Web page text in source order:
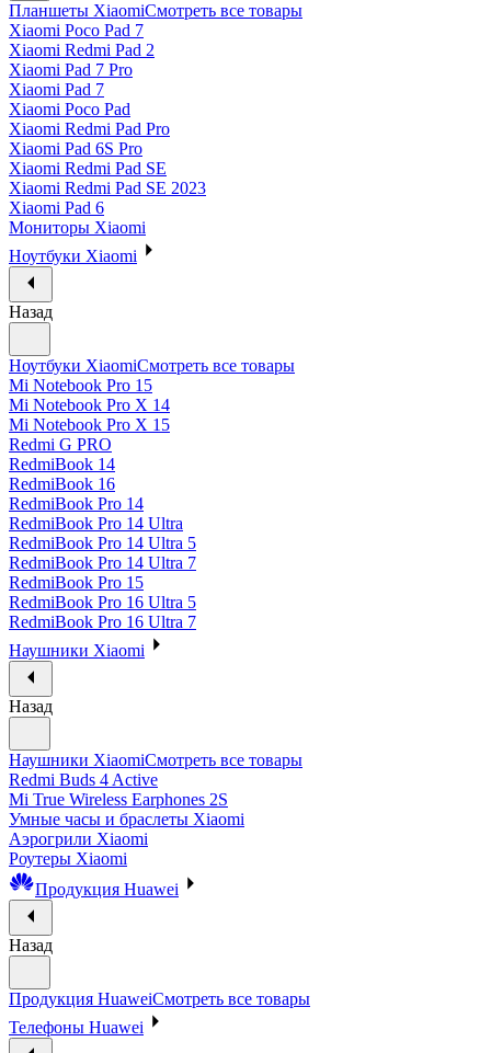
Планшеты XiaomiСмотреть все товары
Xiaomi Poco Pad 7
Xiaomi Redmi Pad 2
Xiaomi Pad 7 Pro
Xiaomi Pad 7
Xiaomi Poco Pad
Xiaomi Redmi Pad Pro
Xiaomi Pad 6S Pro
Xiaomi Redmi Pad SE
Xiaomi Redmi Pad SE 2023
Xiaomi Pad 6
Мониторы Xiaomi
Ноутбуки Xiaomi
Назад
Ноутбуки XiaomiСмотреть все товары
Mi Notebook Pro 15
Mi Notebook Pro X 14
Mi Notebook Pro X 15
Redmi G PRO
RedmiBook 14
RedmiBook 16
RedmiBook Pro 14
RedmiBook Pro 14 Ultra
RedmiBook Pro 14 Ultra 5
RedmiBook Pro 14 Ultra 7
RedmiBook Pro 15
RedmiBook Pro 16 Ultra 5
RedmiBook Pro 16 Ultra 7
Наушники Xiaomi
Назад
Наушники XiaomiСмотреть все товары
Redmi Buds 4 Active
Mi True Wireless Earphones 2S
Умные часы и браслеты Xiaomi
Аэрогрили Xiaomi
Роутеры Xiaomi
Продукция Huawei
Назад
Продукция HuaweiСмотреть все товары
Телефоны Huawei